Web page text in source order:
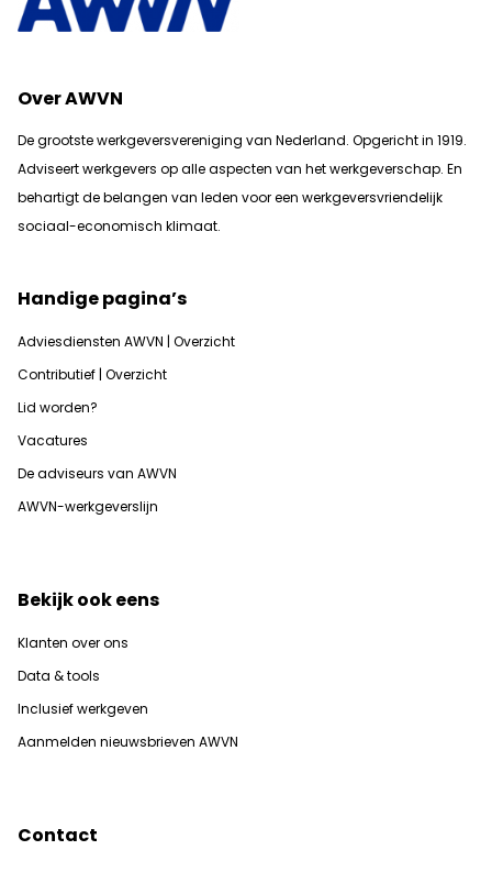
Over AWVN
De grootste werkgeversvereniging van Nederland. Opgericht in 1919.
Adviseert werkgevers op alle aspecten van het werkgeverschap. En
behartigt de belangen van leden voor een werkgeversvriendelijk
sociaal-economisch klimaat.
Handige pagina’s
Adviesdiensten AWVN | Overzicht
Contributief | Overzicht
Lid worden?
Vacatures
De adviseurs van AWVN
AWVN-werkgeverslijn
Bekijk ook eens
Klanten over ons
Data & tools
Inclusief werkgeven
Aanmelden nieuwsbrieven AWVN
Contact